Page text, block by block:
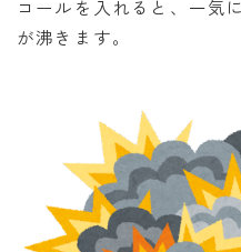
コールを入れると、一気
が沸きます。